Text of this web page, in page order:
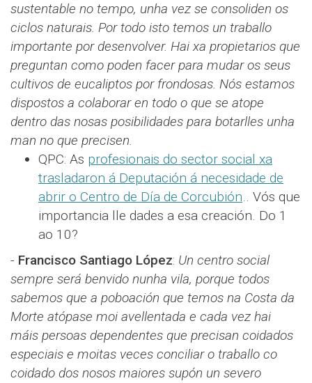
sustentable no tempo, unha vez se consoliden os
ciclos naturais. Por todo isto temos un traballo
importante por desenvolver. Hai xa propietarios que
preguntan como poden facer para mudar os seus
cultivos de eucaliptos por frondosas. Nós estamos
dispostos a colaborar en todo o que se atope
dentro das nosas posibilidades para botarlles unha
man no que precisen.
QPC: As profesionais do sector social xa
trasladaron á Deputación á necesidade de
abrir o Centro de Día de Corcubión.. Vós que
importancia lle dades a esa creación. Do 1
ao 10?
- Francisco Santiago López:​​ Un centro social
sempre será benvido nunha vila, porque todos
sabemos que a poboación que temos na Costa da
Morte atópase moi avellentada e cada vez hai
máis persoas dependentes que precisan coidados
especiais e moitas veces conciliar o traballo co
coidado dos nosos maiores supón un severo